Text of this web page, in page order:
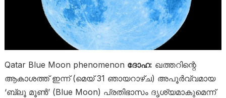
Qatar Blue Moon phenomenon ദോഹ: ഖത്തറിന്റെ
ആകാശത്ത് ഇന്ന് (മെയ് 31 ഞായറാഴ്ച) അപൂർവ്വമായ
‘ബ്ലൂ മൂൺ’ (Blue Moon) പ്രതിഭാസം ദൃശ്യമാകുമെന്ന്